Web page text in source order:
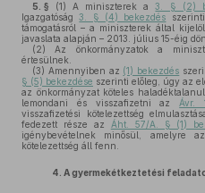
5. § (1) A miniszterek a3. § (2)
Igazgatóság3. § (4) bekezdés
támogatásról – a miniszterek által
javaslata alapján – 2013. július 15-éig
(2) Az önkormányzatok a
értesülnek.
(3) Amennyiben az (1) bekezdés
§ (5) bekezdése szerinti előleg, úgy az
az önkormányzat köteles
lemondani és visszafizetni az Ávr.
visszafizetési kötelezettség
fedezett része az
Áht. 57/A. § (1)
igénybevételnek minősül, amelyre
kötelezettség áll fenn.
4. A gyermekétkeztetési